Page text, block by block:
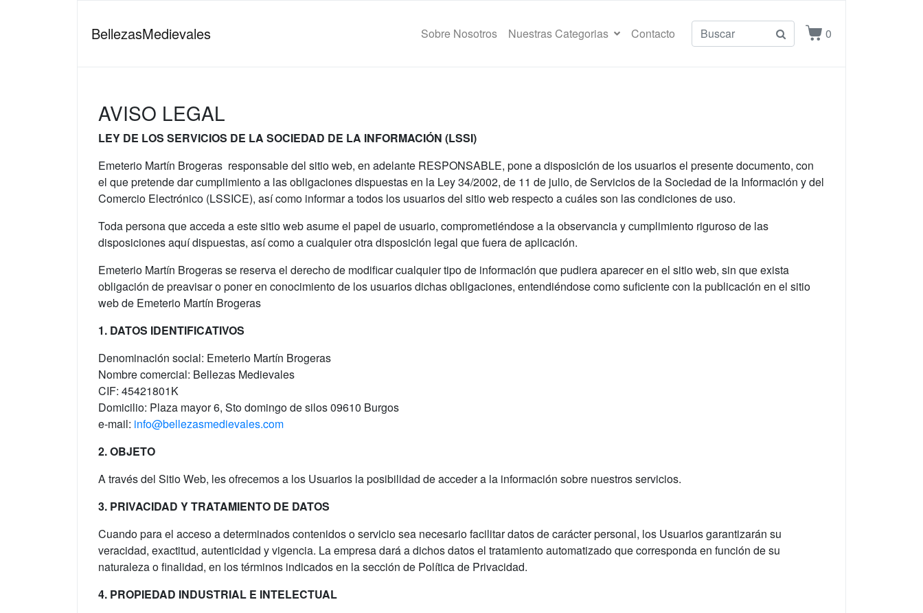
BellezasMedievales Sobre Nosotros Nuestras Categorias Contacto 0
AVISO LEGAL
LEY DE LOS SERVICIOS DE LA SOCIEDAD DE LA INFORMACIÓN (LSSI)
Emeterio Martín Brogeras responsable del sitio web, en adelante RESPONSABLE, pone a disposición de los usuarios el presente documento, con
el que pretende dar cumplimiento a las obligaciones dispuestas en la Ley 34/2002, de 11 de julio, de Servicios de la Sociedad de la Información y del
Comercio Electrónico (LSSICE), así como informar a todos los usuarios del sitio web respecto a cuáles son las condiciones de uso.
Toda persona que acceda a este sitio web asume el papel de usuario, comprometiéndose a la observancia y cumplimiento riguroso de las
disposiciones aquí dispuestas, así como a cualquier otra disposición legal que fuera de aplicación.
Emeterio Martín Brogeras se reserva el derecho de modificar cualquier tipo de información que pudiera aparecer en el sitio web, sin que exista
obligación de preavisar o poner en conocimiento de los usuarios dichas obligaciones, entendiéndose como suficiente con la publicación en el sitio
web de Emeterio Martín Brogeras
1. DATOS IDENTIFICATIVOS
Denominación social: Emeterio Martín Brogeras
Nombre comercial: Bellezas Medievales
CIF: 45421801K
Domicilio: Plaza mayor 6, Sto domingo de silos 09610 Burgos
e-mail: info@bellezasmedievales.com
2. OBJETO
A través del Sitio Web, les ofrecemos a los Usuarios la posibilidad de acceder a la información sobre nuestros servicios.
3. PRIVACIDAD Y TRATAMIENTO DE DATOS
Cuando para el acceso a determinados contenidos o servicio sea necesario facilitar datos de carácter personal, los Usuarios garantizarán su
veracidad, exactitud, autenticidad y vigencia. La empresa dará a dichos datos el tratamiento automatizado que corresponda en función de su
naturaleza o finalidad, en los términos indicados en la sección de Política de Privacidad.
4. PROPIEDAD INDUSTRIAL E INTELECTUAL